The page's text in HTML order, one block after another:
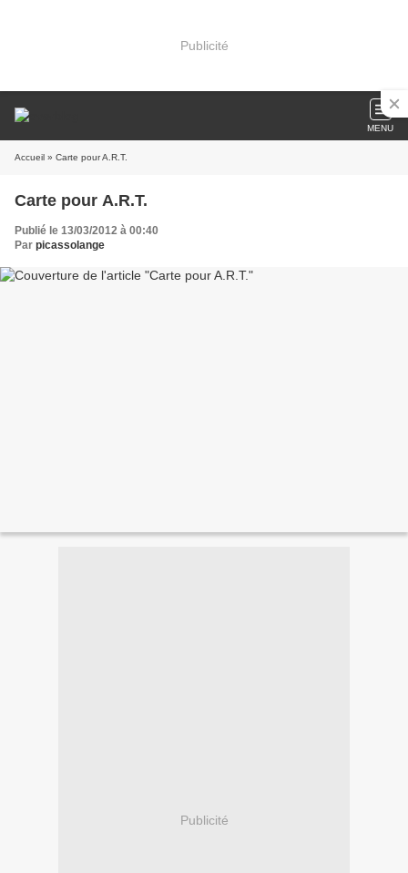
Publicité
MENU
Accueil » Carte pour A.R.T.
Carte pour A.R.T.
Publié le 13/03/2012 à 00:40
Par picassolange
Publicité